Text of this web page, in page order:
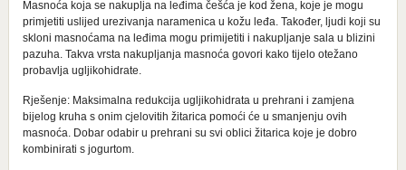
Masnoća koja se nakuplja na leđima češća je kod žena, koje je mogu
primjetiti uslijed urezivanja naramenica u kožu leđa. Također, ljudi koji su
skloni masnoćama na leđima mogu primijetiti i nakupljanje sala u blizini
pazuha. Takva vrsta nakupljanja masnoća govori kako tijelo otežano
probavlja ugljikohidrate.
Rješenje: Maksimalna redukcija ugljikohidrata u prehrani i zamjena
bijelog kruha s onim cjelovitih žitarica pomoći će u smanjenju ovih
masnoća. Dobar odabir u prehrani su svi oblici žitarica koje je dobro
kombinirati s jogurtom.